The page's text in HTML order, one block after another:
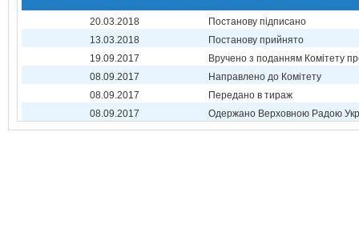
20.03.2018
Постанову підписано
13.03.2018
Постанову прийнято
19.09.2017
Вручено з поданням Комітету
08.09.2017
Направлено до Комітету
08.09.2017
Передано в тираж
08.09.2017
Одержано Верховною Радою